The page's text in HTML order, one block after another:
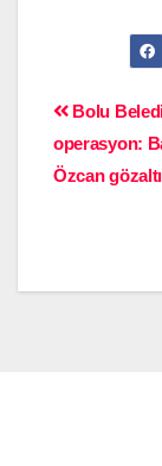
Bolu
operasyon:
Özcan